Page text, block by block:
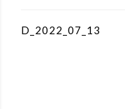
D_2022_07_13